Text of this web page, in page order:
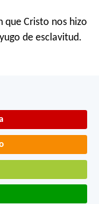
que Cristo nos hizo
de esclavitud.